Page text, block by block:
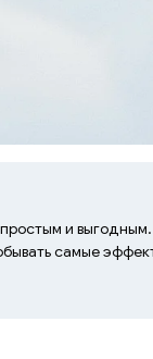
и
самые